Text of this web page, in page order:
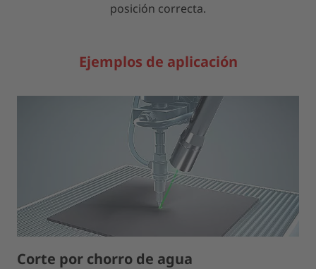
posición correcta.
Ejemplos de aplicación
Corte por chorro de agua